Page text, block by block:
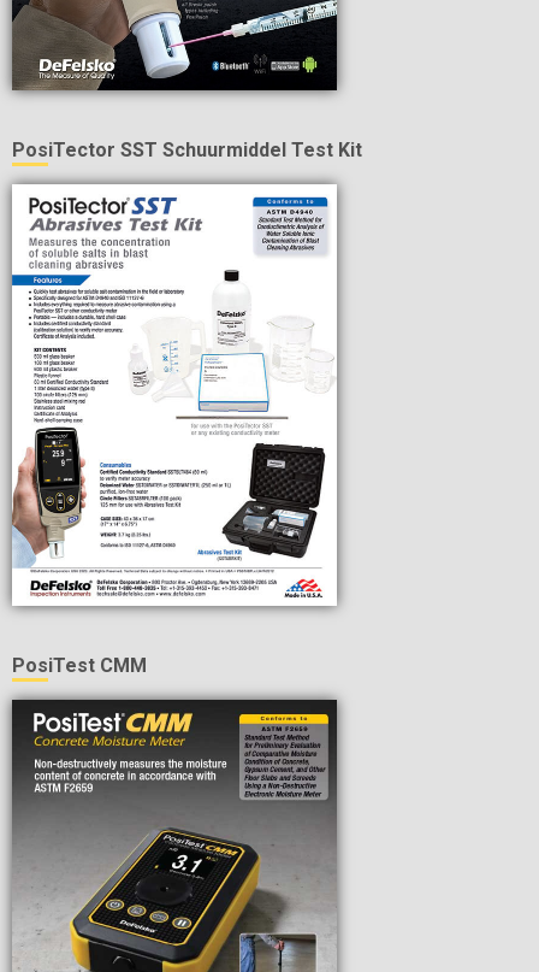
PosiTector SST Schuurmiddel Test Kit
PosiTest CMM